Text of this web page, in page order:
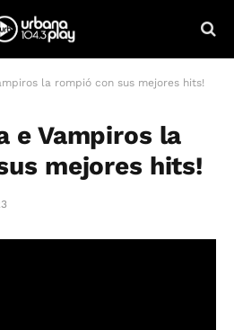
la rompió con sus mejores hits!
e Vampiros la
mejores hits!